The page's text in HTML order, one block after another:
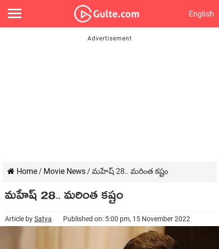
English
Home/ Movie News/ మహేష్ 28.. మరింత కష్టం
మహేష్ 28.. మరింత కష్టం
Article bySatya Published on: 5:00 pm, 15 November 2022